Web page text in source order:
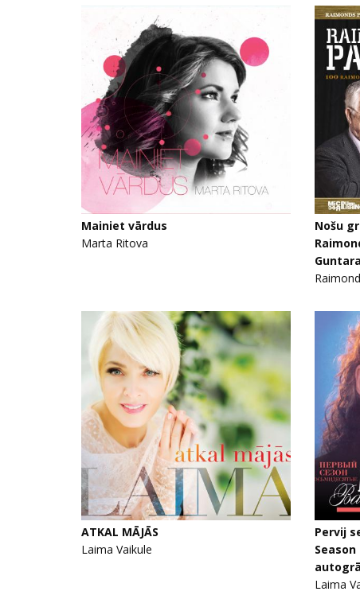
Mainiet vārdus
Marta Ritova
Nošu
ATKAL MĀJĀS
Laima Vaikule
Pervij
Laima